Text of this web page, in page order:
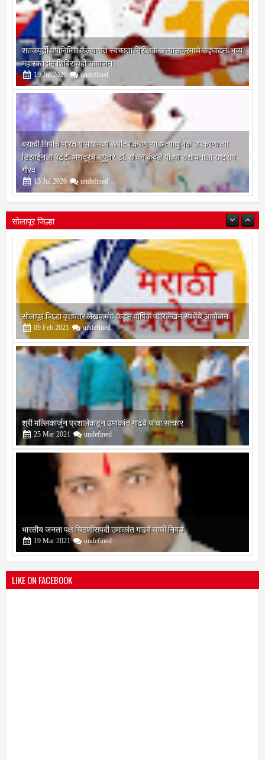
शतकपूर्ती वर्षानिमित्त कल्याणात स्वच्छता निरीक्षक अभ्यासक्रमाचे उद्घाटन; भव्य
महारक्तदान शिबिराचेही आयोजन
19 Jul 2026 undefined
ब्राह्मी लिपीचे भारतीय भाषांमध्ये रूपांतर करणाऱ्या अत्याधुनिक उपकरणाच्या
डिझाईनला पेटंट; अणदूरचे सुपुत्र डॉ. सचिन कंदले यांच्या संशोधनाला राष्ट्रीय
गौरव
15 Jul 2026 undefined
सोलापूर जिल्हा
सोलापूर जिल्हा वृत्तपत्र लेखकमंच कडून वार्षिक पत्रलेखन स्पर्धेचे आयोजन
09 Feb 2021 undefined
श्री मल्लिकार्जुन प्रशालेकडून उमाकांत गाढवे यांचा सत्कार
25 Mar 2021 undefined
भारतीय जनता पक्ष चिटणीसपदी उमाकांत गाढवे यांची निवड
19 Mar 2021 undefined
LIKE ON FACEBOOK